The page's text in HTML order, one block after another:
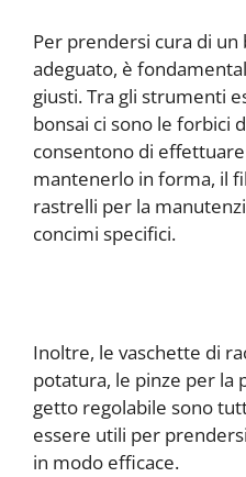
Per prendersi cura di un
adeguato, è
giusti. Tra gli strumenti
bonsai ci sono le forbici
consentono di
mantenerlo in forma, il
rastrelli per la
concimi specifici.
Inoltre, le vaschette di
potatura, le pinze per la
getto regolabile sono
essere utili per
in modo efficace.